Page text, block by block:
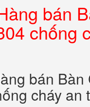
bán
chống
bán Bàn
cháy an